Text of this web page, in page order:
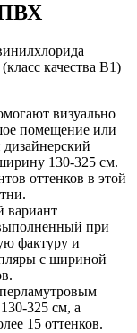
ПВХ
качества В1)
визуально
помещение или
130-325 см.
оттенков в этой
вариант
при
фактуру и
с шириной
325 см, а
15 оттенков.